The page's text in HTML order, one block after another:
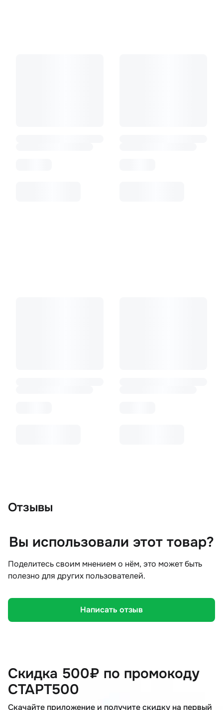
Отзывы
Вы использовали этот товар?
Поделитесь своим мнением о нём, это может быть
полезно для других пользователей.
Написать отзыв
Скидка 500₽ по промокоду
СТАРТ500
Скачайте приложение и получите скидку на первый